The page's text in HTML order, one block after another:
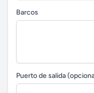
Barcos
Puerto de salida